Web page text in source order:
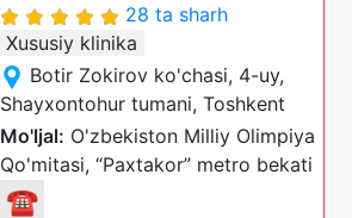
28 ta sharh
Xususiy klinika
Botir Zokirov ko'chasi, 4-uy,
Shayxontohur tumani, Toshkent
Mo'ljal: O'zbekiston Milliy Olimpiya
Qo'mitasi, “Paxtakor” metro bekati
☎